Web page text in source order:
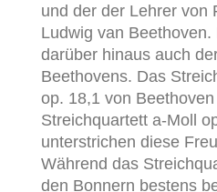
und der der Lehrer von
Ludwig van
darüber hinaus auch
Beethovens. Das
op. 18,1 von
Streichquartett a-Moll
unterstrichen diese
Während das
den Bonnern bestens